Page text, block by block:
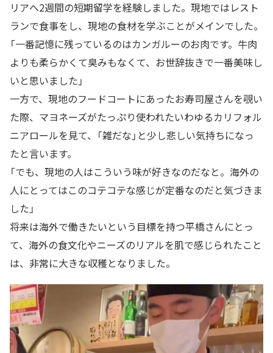
リアへ2週間の短期留学を経験しました。現地ではレスト
ランで食事をし、現地の食材を学ぶことがメインでした。
「一番記憶に残っているのはカンガルーのお肉です。牛肉
よりも柔らかくて臭みもなくて、お世辞抜きで一番美味し
いと思いました」
一方で、現地のフードコートにあったお寿司屋さんを覗い
た際、マヨネーズがたっぷり使われたいわゆるカリフォル
ニアロールを見て、「雑だな」と少し悲しい気持ちになっ
たと言います。
「でも、現地の人はこういう味が好きなのだなと。海外の
人にとってはこのコテコテな感じが定番なのだと気づきま
した」
将来は海外で働きたいという目標を持つ平橋さんにとっ
て、海外の食文化やニーズのリアルを肌で感じられたこと
は、非常に大きな収穫となりました。